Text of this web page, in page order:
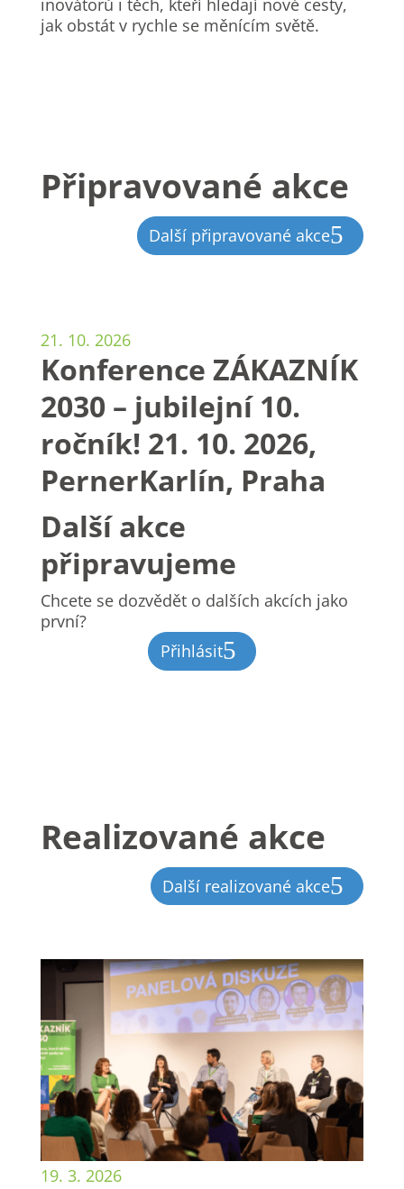
inovátorů i těch, kteří hledají nové cesty,
jak obstát v rychle se měnícím světě.
Připravované akce
Další připravované akce
21. 10. 2026
Konference ZÁKAZNÍK
2030 – jubilejní 10.
ročník! 21. 10. 2026,
PernerKarlín, Praha
Další akce
připravujeme
Chcete se dozvědět o dalších akcích jako
první?
Přihlásit
Realizované akce
Další realizované akce
19. 3. 2026